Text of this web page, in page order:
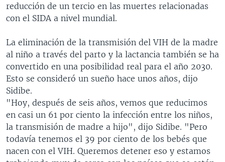
reducción de un tercio en las muertes relacionadas
con el SIDA a nivel mundial.
La eliminación de la transmisión del VIH de la madre
al niño a través del parto y la lactancia también se ha
convertido en una posibilidad real para el año 2030.
Esto se consideró un sueño hace unos años, dijo
Sidibe.
"Hoy, después de seis años, vemos que reducimos
en casi un 61 por ciento la infección entre los niños,
la transmisión de madre a hijo", dijo Sidibe. "Pero
todavía tenemos el 39 por ciento de los bebés que
nacen con el VIH. Queremos detener eso y estamos